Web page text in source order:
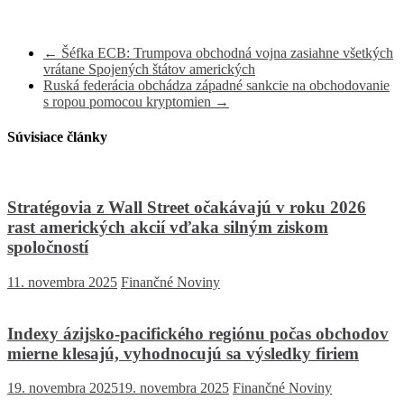
← Šéfka ECB: Trumpova obchodná vojna zasiahne všetkých
vrátane Spojených štátov amerických
Ruská federácia obchádza západné sankcie na obchodovanie
s ropou pomocou kryptomien →
Súvisiace články
Stratégovia z Wall Street očakávajú v roku 2026
rast amerických akcií vďaka silným ziskom
spoločností
11. novembra 2025 Finančné Noviny
Indexy ázijsko-pacifického regiónu počas obchodov
mierne klesajú, vyhodnocujú sa výsledky firiem
19. novembra 202519. novembra 2025 Finančné Noviny